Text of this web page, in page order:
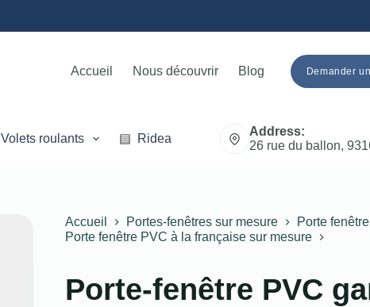
Accueil Nous découvrir Blog Demander
Volets roulants Rideaux métalliques
Address:
26 rue du ballon,
Accueil Portes-fenêtres sur mesure
Porte
Porte fenêtre PVC à la française sur mesure
Porte-fenêtre PVC